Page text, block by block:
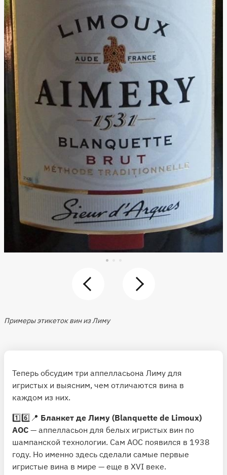
Примеры этикеток вин из Лиму
Теперь обсудим три аппелласьона Лиму для
игристых и выясним, чем отличаются вина в
каждом из них.
1️⃣6️⃣📍 Бланкет де Лиму (Blanquette de Limoux)
АОС — аппелласьон для белых игристых вин по
шампанской технологии. Сам АОС появился в 1938
году. Но именно здесь сделали самые первые
игристые вина в мире — еще в XVI веке.